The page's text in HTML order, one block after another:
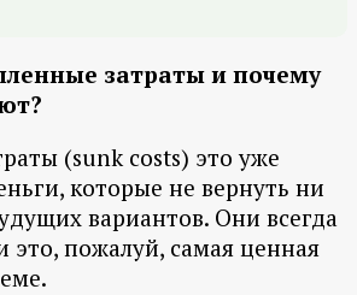
затраты и почему
(sunk costs) это уже
которые не вернуть ни
вариантов. Они всегда
это, пожалуй, самая ценная